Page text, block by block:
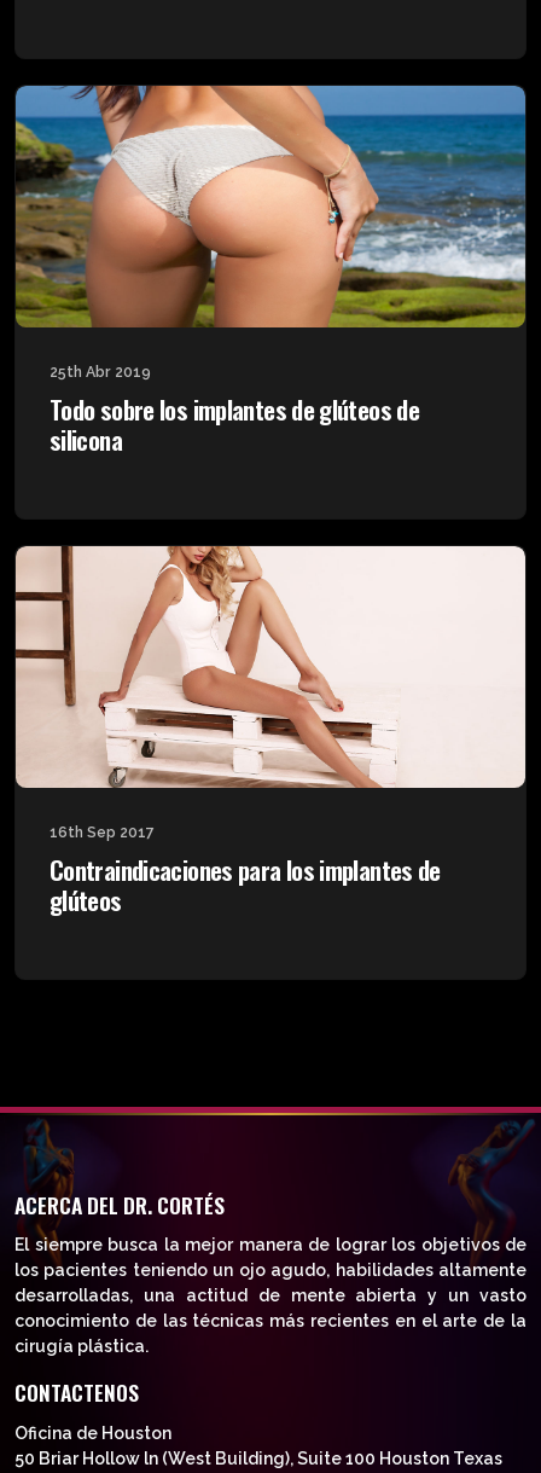
25th Abr 2019
Todo sobre los implantes de glúteos de
silicona
16th Sep 2017
Contraindicaciones para los implantes de
glúteos
ACERCA DEL DR. CORTÉS
El siempre busca la mejor manera de lograr los objetivos de
los pacientes teniendo un ojo agudo, habilidades altamente
desarrolladas, una actitud de mente abierta y un vasto
conocimiento de las técnicas más recientes en el arte de la
cirugía plástica.
CONTACTENOS
Oficina de Houston
50 Briar Hollow ln (West Building), Suite 100 Houston Texas